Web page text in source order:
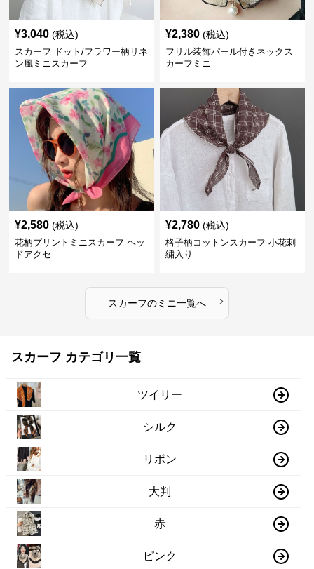
¥3,040 (税込)
スカーフ ドット/フラワー柄リネ
ン風ミニスカーフ
¥2,380 (税込)
フリル装飾パール付きネックス
カーフミニ
¥2,580 (税込)
花柄プリントミニスカーフ ヘッ
ドアクセ
¥2,780 (税込)
格子柄コットンスカーフ 小花刺
繍入り
スカーフのミニ一覧へ ›
スカーフ カテゴリ一覧
ツイリー
シルク
リボン
大判
赤
ピンク